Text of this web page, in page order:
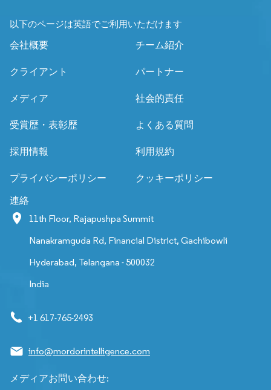
以下のページは英語でご利用いただけます
会社概要 チーム紹介
クライアント パートナー
メディア 社会的責任
受賞歴・表彰歴 よくある質問
採用情報 利用規約
プライバシーポリシー クッキーポリシー
連絡
11th Floor, Rajapushpa Summit
Nanakramguda Rd, Financial District, Gachibowli
Hyderabad, Telangana - 500032
India
+1 617-765-2493
info@mordorintelligence.com
メディアお問い合わせ: